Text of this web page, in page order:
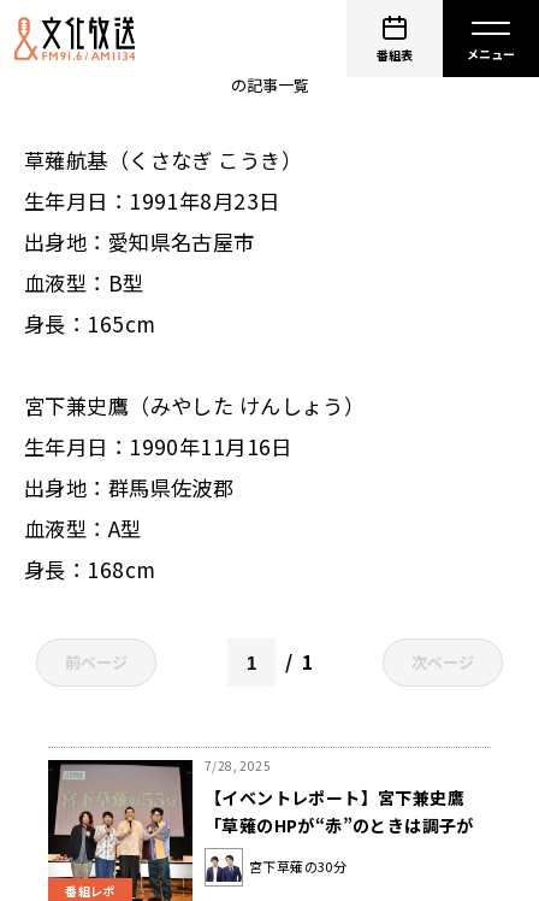
番組表
の記事一覧
草薙航基（くさなぎ こうき）
生年月日：1991年8月23日
出身地：愛知県名古屋市
血液型：B型
身長：165cm
宮下兼史鷹（みやした けんしょう）
生年月日：1990年11月16日
出身地：群馬県佐波郡
血液型：A型
身長：168cm
前ページ 1 次ページ
番組レポ
7/28, 2025
【イベントレポート】宮下兼史鷹
「草薙のHPが“赤”のときは調子が
いい。確定演出」ゲストに東京ホテ
イソン、ヤーレンズを迎え、真夏の
宮下草薙の30分